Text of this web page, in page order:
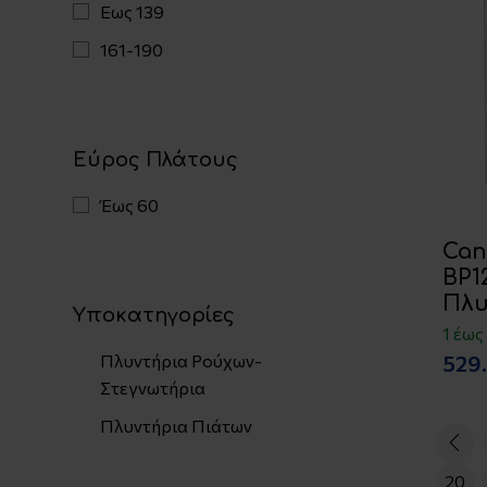
1
20
Εως 139
161-190
Εύρος Πλάτους
Έως 60
Υποκατηγορίες
Πλυντήρια Ρούχων-
Στεγνωτήρια
Πλυντήρια Πιάτων